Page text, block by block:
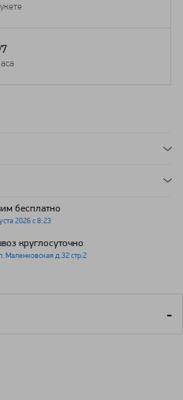
7
бесплатно
2026 с 8:23
круглосуточно
Маленковская д.32 стр.2